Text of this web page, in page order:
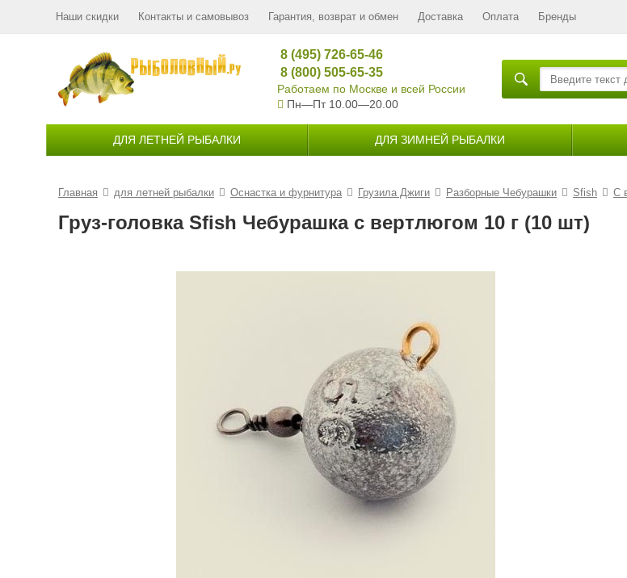
Наши скидки Контакты и самовывоз Гарантия, возврат и обмен Доставка Оплата Бренды
8 (495) 726-65-46
8 (800) 505-65-35
Работаем по Москве и всей России
Пн—Пт 10.00—20.00
ДЛЯ ЛЕТНЕЙ РЫБАЛКИ ДЛЯ ЗИМНЕЙ РЫБАЛКИ
Главная для летней рыбалки Оснастка и фурнитура Грузила Джиги Разборные Чебурашки Sfish С
Груз-головка Sfish Чебурашка с вертлюгом 10 г (10 шт)